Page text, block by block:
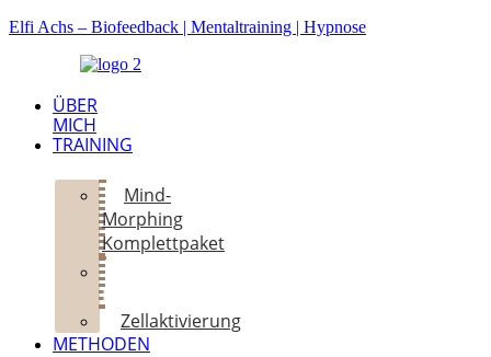
Elfi Achs – Biofeedback | Mentaltraining | Hypnose
ÜBER
MICH
TRAINING
Mind-
Morphing
Komplettpaket
Intensivtraining
Zellaktivierung
METHODEN